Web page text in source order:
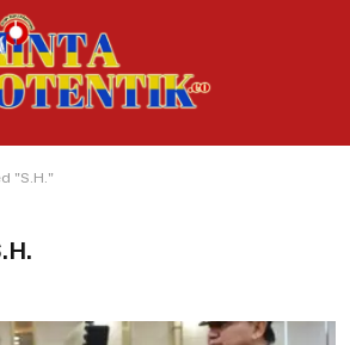
"S.H."